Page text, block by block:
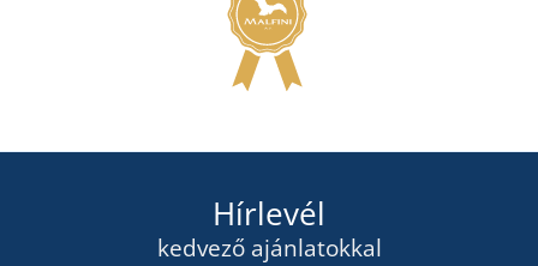
Hírlevél
kedvező ajánlatokkal